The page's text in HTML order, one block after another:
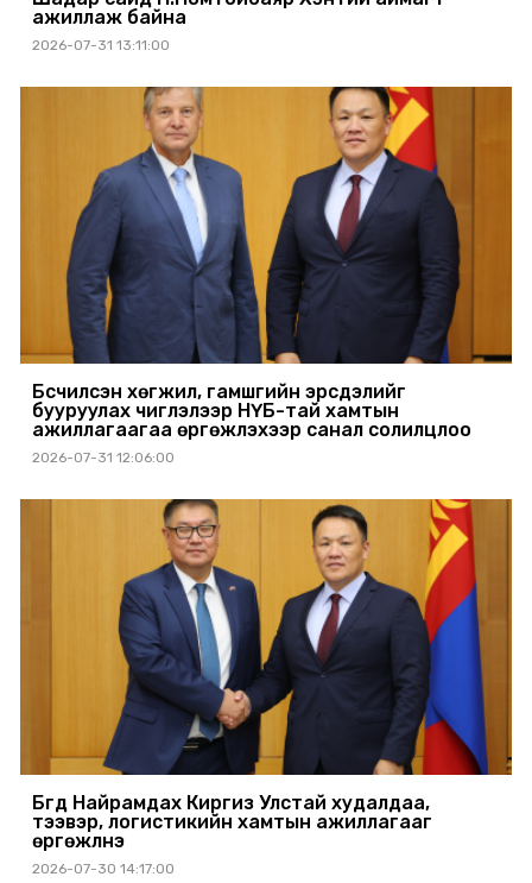
ажиллаж байна
2026-07-31 13:11:00
Бүсчилсэн хөгжил, гамшгийн эрсдэлийг
бууруулах чиглэлээр НҮБ-тай хамтын
ажиллагаагаа өргөжүүлэхээр санал солилцлоо
2026-07-31 12:06:00
Бүгд Найрамдах Киргиз Улстай худалдаа,
тээвэр, логистикийн хамтын ажиллагааг
өргөжүүлнэ
2026-07-30 14:17:00